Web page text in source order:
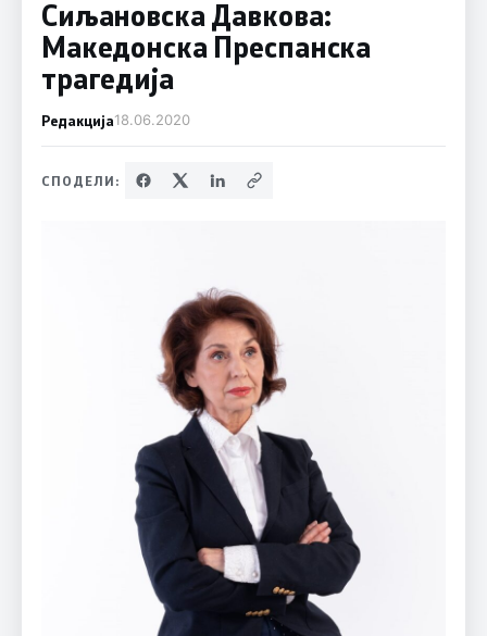
Сиљановска Давкова:
Македонска Преспанска
трагедија
Редакција18.06.2020
СПОДЕЛИ: